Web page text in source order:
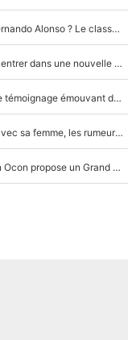
Max Verstappen, Lewis Hamilton… et bientôt Fernando Alonso ? Le classement des pilotes les mieux payés en Formule 1 risque de changer !
F1 - Alpine signe un accord «impensable» et va entrer dans une nouvelle dimension : Grande nouvelle pour Pierre Gasly !
F1 : « Je lui ai fait un câlin, puis j’ai dû partir...», le témoignage émouvant de Max Verstappen sur sa fille
F1 : Charles Leclerc surpris par les paparazzis avec sa femme, les rumeurs étaient vraies !
Comme pour le final du Tour de France, Esteban Ocon propose un Grand Prix de Formule 1 à Paris : «Autour de l’Arc de Triomphe, ce serait génial» !